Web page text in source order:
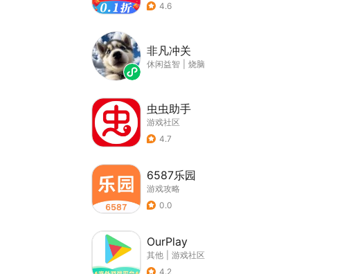
4.6
非凡冲关
休闲益智 烧脑
虫虫助手
游戏社区
4.7
6587乐园
游戏攻略
0.0
OurPlay
其他
游戏社区
4.2